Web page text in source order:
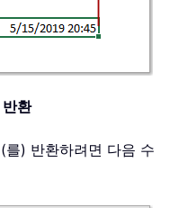
환
) 반환하려면 다음 수